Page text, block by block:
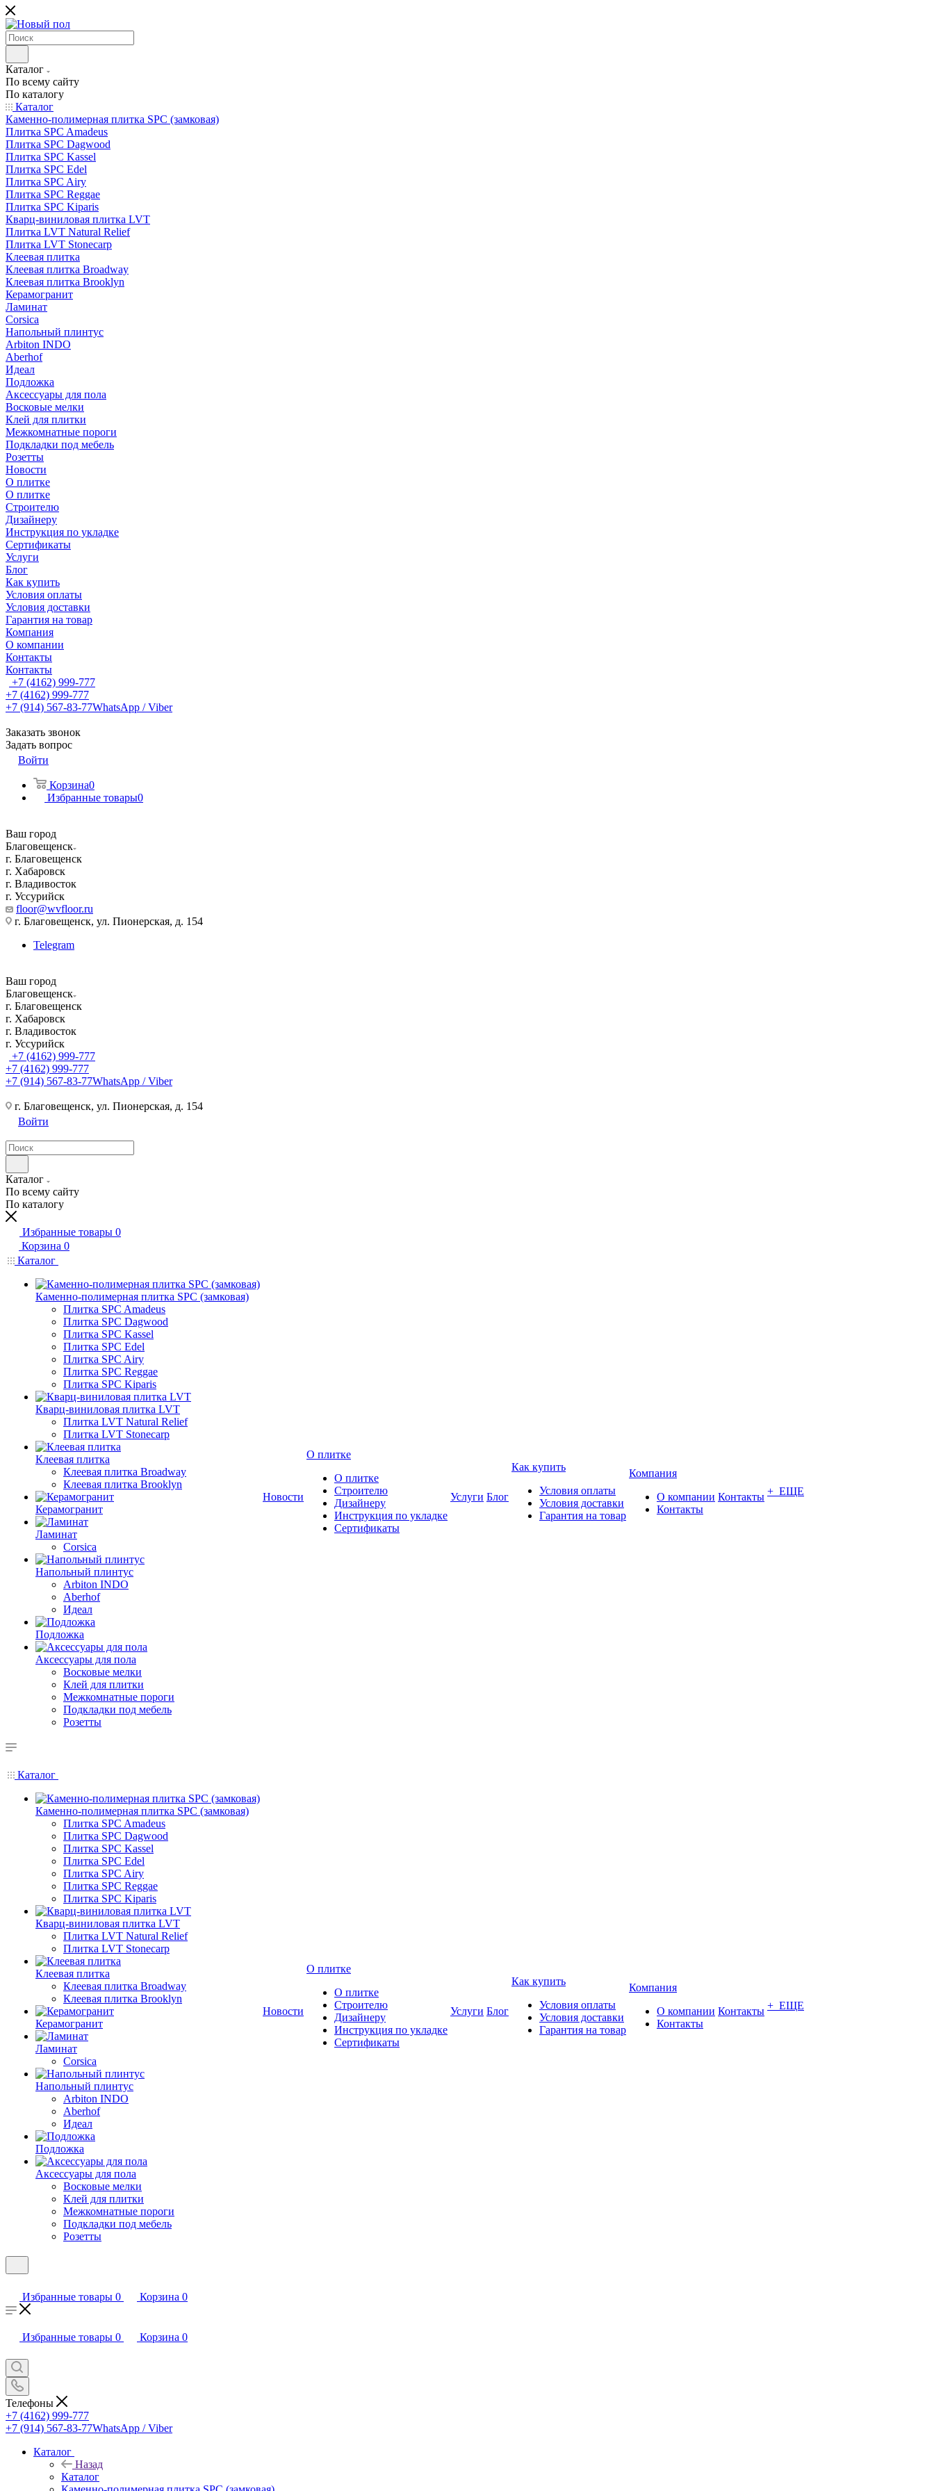
Каталог
По всему сайту
По каталогу
Каталог
Каменно-полимерная плитка SPC (замковая)
Плитка SPC Amadeus
Плитка SPC Dagwood
Плитка SPC Kassel
Плитка SPC Edel
Плитка SPC Airy
Плитка SPC Reggae
Плитка SPC Kiparis
Кварц-виниловая плитка LVT
Плитка LVT Natural Relief
Плитка LVT Stonecarp
Клеевая плитка
Клеевая плитка Broadway
Клеевая плитка Brooklyn
Керамогранит
Ламинат
Corsica
Напольный плинтус
Arbiton INDO
Aberhof
Идеал
Подложка
Аксессуары для пола
Восковые мелки
Клей для плитки
Межкомнатные пороги
Подкладки под мебель
Розетты
Новости
О плитке
О плитке
Строителю
Дизайнеру
Инструкция по укладке
Сертификаты
Услуги
Блог
Как купить
Условия оплаты
Условия доставки
Гарантия на товар
Компания
О компании
Контакты
Контакты
+7 (4162) 999-777
+7 (4162) 999-777
+7 (914) 567-83-77WhatsApp / Viber
Заказать звонок
Задать вопрос
Войти
Корзина0
Избранные товары0
Ваш город
Благовещенск
г. Благовещенск
г. Хабаровск
г. Владивосток
г. Уссурийск
floor@wvfloor.ru
г. Благовещенск, ул. Пионерская, д. 154
Telegram
Ваш город
Благовещенск
г. Благовещенск
г. Хабаровск
г. Владивосток
г. Уссурийск
+7 (4162) 999-777
+7 (4162) 999-777
+7 (914) 567-83-77WhatsApp / Viber
г. Благовещенск, ул. Пионерская, д. 154
Войти
Каталог
По всему сайту
По каталогу
Избранные товары 0
Корзина 0
Каталог
Каменно-полимерная плитка SPC (замковая)
Плитка SPC Amadeus
Плитка SPC Dagwood
Плитка SPC Kassel
Плитка SPC Edel
Плитка SPC Airy
Плитка SPC Reggae
Плитка SPC Kiparis
Кварц-виниловая плитка LVT
Плитка LVT Natural Relief
Плитка LVT Stonecarp
Клеевая плитка
Клеевая плитка Broadway
Клеевая плитка Brooklyn
Керамогранит
Ламинат
Corsica
Напольный плинтус
Arbiton INDO
Aberhof
Идеал
Подложка
Аксессуары для пола
Восковые мелки
Клей для плитки
Межкомнатные пороги
Подкладки под мебель
Розетты
Новости
О плитке
О плитке
Строителю
Дизайнеру
Инструкция по укладке
Сертификаты
Услуги Блог
Как купить
Условия оплаты
Условия доставки
Гарантия на товар
Компания
О компании
Контакты
Контакты + ЕЩЕ
Каталог
Каменно-полимерная плитка SPC (замковая)
Плитка SPC Amadeus
Плитка SPC Dagwood
Плитка SPC Kassel
Плитка SPC Edel
Плитка SPC Airy
Плитка SPC Reggae
Плитка SPC Kiparis
Кварц-виниловая плитка LVT
Плитка LVT Natural Relief
Плитка LVT Stonecarp
Клеевая плитка
Клеевая плитка Broadway
Клеевая плитка Brooklyn
Керамогранит
Ламинат
Corsica
Напольный плинтус
Arbiton INDO
Aberhof
Идеал
Подложка
Аксессуары для пола
Восковые мелки
Клей для плитки
Межкомнатные пороги
Подкладки под мебель
Розетты
Новости
О плитке
О плитке
Строителю
Дизайнеру
Инструкция по укладке
Сертификаты
Услуги Блог
Как купить
Условия оплаты
Условия доставки
Гарантия на товар
Компания
О компании
Контакты
Контакты + ЕЩЕ
Избранные товары 0 Корзина 0
Избранные товары 0 Корзина 0
Телефоны
+7 (4162) 999-777
+7 (914) 567-83-77WhatsApp / Viber
Каталог
Назад
Каталог